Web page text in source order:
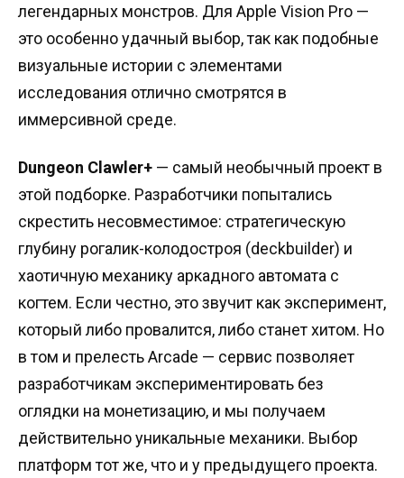
легендарных монстров. Для Apple Vision Pro —
это особенно удачный выбор, так как подобные
визуальные истории с элементами
исследования отлично смотрятся в
иммерсивной среде.
Dungeon Clawler+ — самый необычный проект в
этой подборке. Разработчики попытались
скрестить несовместимое: стратегическую
глубину рогалик-колодостроя (deckbuilder) и
хаотичную механику аркадного автомата с
когтем. Если честно, это звучит как эксперимент,
который либо провалится, либо станет хитом. Но
в том и прелесть Arcade — сервис позволяет
разработчикам экспериментировать без
оглядки на монетизацию, и мы получаем
действительно уникальные механики. Выбор
платформ тот же, что и у предыдущего проекта.